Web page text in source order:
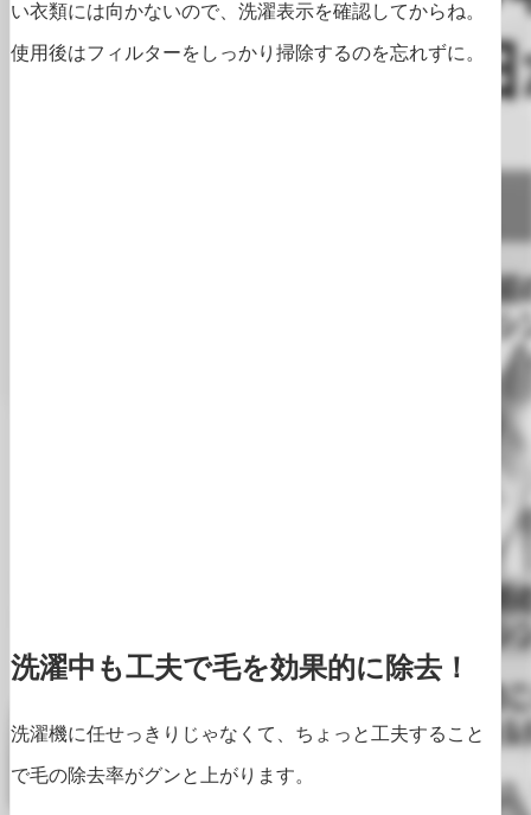
い衣類には向かないので、洗濯表示を確認してからね。
使用後はフィルターをしっかり掃除するのを忘れずに。
洗濯中も工夫で毛を効果的に除去！
洗濯機に任せっきりじゃなくて、ちょっと工夫すること
で毛の除去率がグンと上がります。